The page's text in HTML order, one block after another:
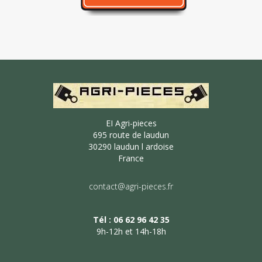
EI Agri-pieces
695 route de laudun
30290 laudun l ardoise
France
contact@agri-pieces.fr
Tél : 06 62 96 42 35
9h-12h et 14h-18h